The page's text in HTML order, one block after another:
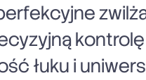
łuku i